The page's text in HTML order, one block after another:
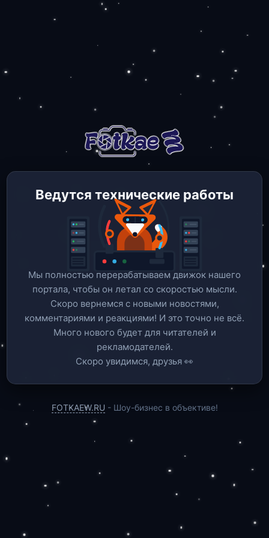
Ведутся технические работы
Мы полностью перерабатываем движок нашего
портала, чтобы он летал со скоростью мысли.
Скоро вернемся c новыми новостями,
комментариями и реакциями! И это точно не всё.
Много нового будет для читателей и
рекламодателей.
Скоро увидимся, друзья 👀
FOTKAEW.RU - Шоу-бизнес в объективе!